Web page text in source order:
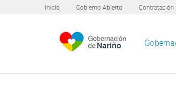
Inicio Gobierno Abierto Contratación